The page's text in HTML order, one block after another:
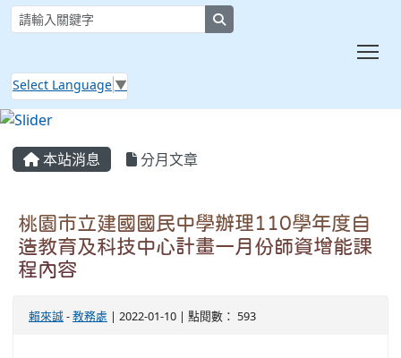
Select Language ▼
本站消息 分月文章
桃園市立建國國民中學辦理110學年度自
造教育及科技中心計畫一月份師資增能課
程內容
賴來誠-教務處 | 2022-01-10 | 點閱數： 593